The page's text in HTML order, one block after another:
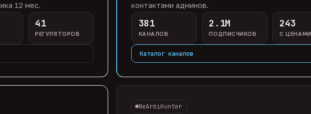
12 мес.
41
РЕГУЛЯТОРОВ
контактами админов.
381
КАНАЛОВ
2.1M
ПОДПИСЧИКОВ
243
С ЦЕНАМИ
Каталог каналов
NeArbiHunter